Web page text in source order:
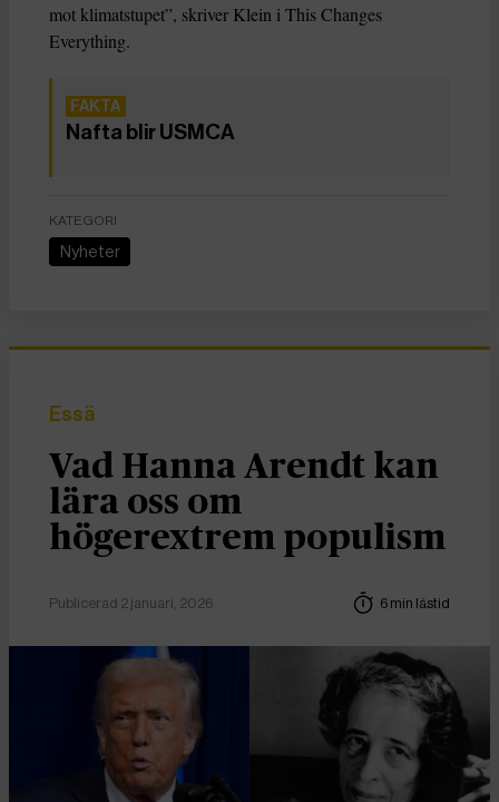
mot klimatstupet”, skriver Klein i This Changes
Everything.
Nafta blir USMCA
KATEGORI
Nyheter
Essä
Vad Hanna Arendt kan
lära oss om
högerextrem populism
Publicerad 2 januari, 2026 6 min lästid